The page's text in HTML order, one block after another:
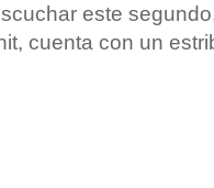
este
cuenta con un